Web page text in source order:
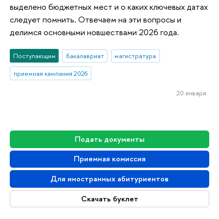
Подать документы
Приемная комиссия
Для иностранных абитуриентов
Скачать буклет
выделено бюджетных мест и о каких ключевых датах
следует помнить. Отвечаем на эти вопросы и
делимся основными новшествами 2026 года.
Поступающим бакалавриат
магистратура
приемная кампания 2026
20 января